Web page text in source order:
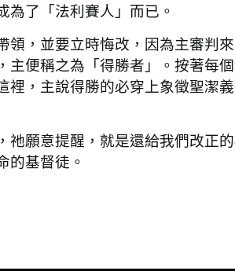
為了「法利賽人」而已。
，並要立時悔改，因為主審判來
主便稱之為「得勝者」。按著每
裡，主說得勝的必穿上象徵聖潔
願意提醒，就是還給我們改正的
的基督徒。